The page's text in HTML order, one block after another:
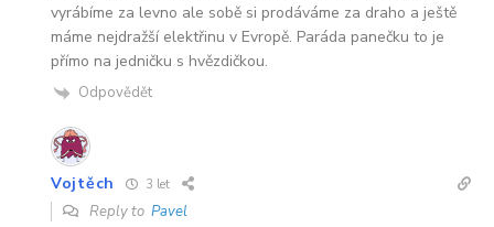
vyrábíme za levno ale sobě si prodáváme za draho a ještě
máme nejdražší elektřinu v Evropě. Paráda panečku to je
přímo na jedničku s hvězdičkou.
Odpovědět
Vojtěch 3 let
Reply to Pavel